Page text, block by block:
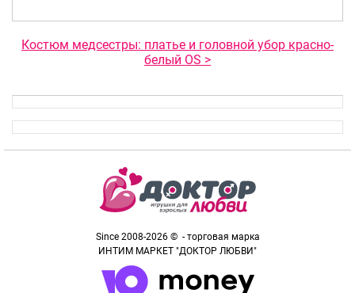
Костюм медсестры: платье и головной убор красно-
белый OS >
Since 2008-2026 © - торговая марка
ИНТИМ МАРКЕТ "ДОКТОР ЛЮБВИ"